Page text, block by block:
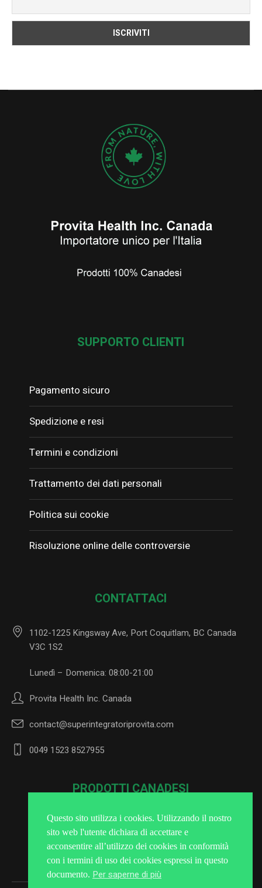
SUPPORTO CLIENTI
Pagamento sicuro
Spedizione e resi
Termini e condizioni
Trattamento dei dati personali
Politica sui cookie
Risoluzione online delle controversie
CONTATTACI
1102-1225 Kingsway Ave, Port Coquitlam, BC Canada
V3C 1S2
Lunedì – Domenica: 08:00-21:00
Provita Health Inc. Canada
contact@superintegratoriprovita.com
0049 1523 8527955
PRODOTTI CANADESI
Iscriviti alla Newsletter
Questo sito utilizza i cookies. Utilizzando il nostro
sito web l'utente dichiara di accettare e
acconsentire all’utilizzo dei cookies in conformità
con i termini di uso dei cookies espressi in questo
documento. Per saperne di più